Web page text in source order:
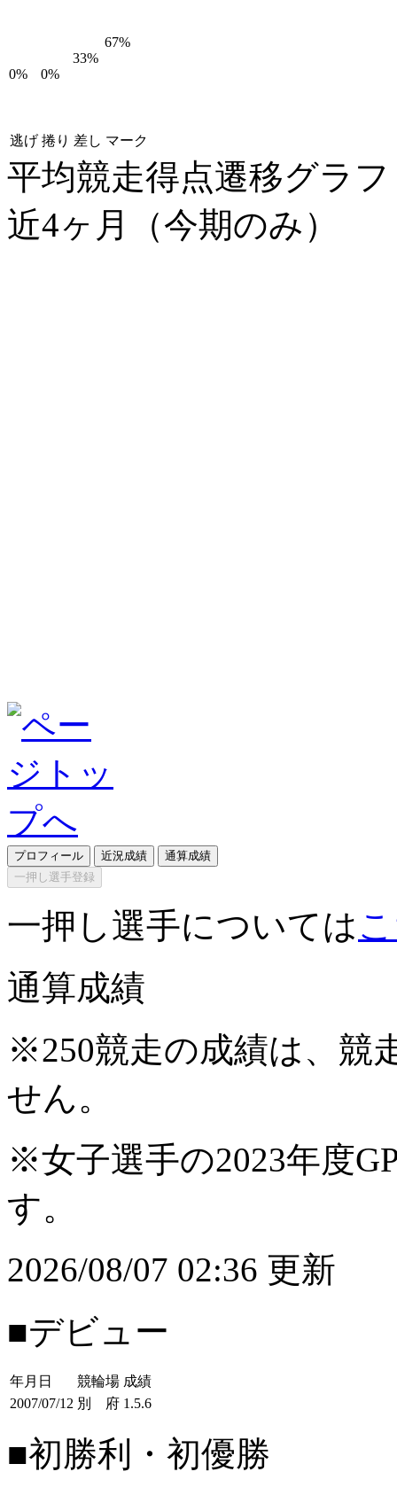
0% 0%
33%
67%
逃げ 捲り 差し マーク
平均競走得点遷移グラ
近4ヶ月（今期のみ）
プロフィール 近況成績
通算成績
一押し選手登録
一押し選手については
通算成績
※250競走の成績は、競
せん。
※女子選手の2023年度
す。
2026/08/07 02:36 更新
■デビュー
年月日 競輪場 成績
2007/07/12 別 府 1.5.6
■初勝利・初優勝